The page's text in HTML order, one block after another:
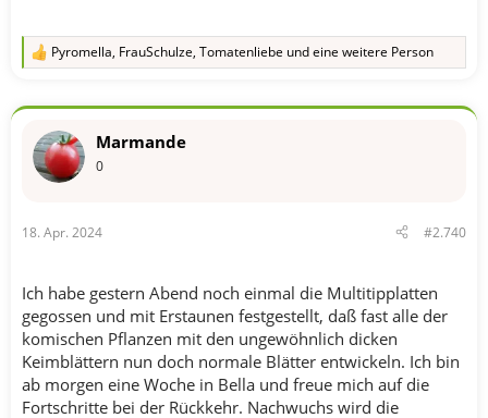
R
k
o
:
Pyromella, FrauSchulze, Tomatenliebe und eine weitere Person
Marmande
0
18. Apr. 2024 #2.740
Ich habe gestern Abend noch einmal die Multitipplatten
gegossen und mit Erstaunen festgestellt, daß fast alle der
komischen Pflanzen mit den ungewöhnlich dicken
Keimblättern nun doch normale Blätter entwickeln. Ich bin
ab morgen eine Woche in Bella und freue mich auf die
Fortschritte bei der Rückkehr. Nachwuchs wird die